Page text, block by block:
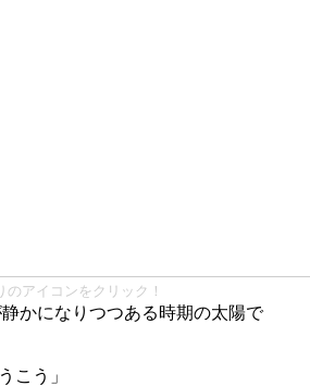
アイコンをクリック！
かになりつつある時期の太陽で
こう」